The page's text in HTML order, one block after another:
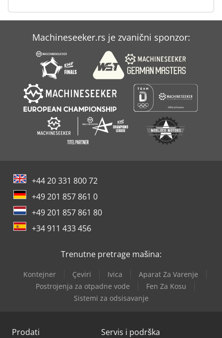
Machineseeker.rs je zvanični sponzor:
+44 20 331 800 72
+49 201 857 861 0
+49 201 857 861 80
+34 911 433 456
Trenutne pretrage mašina:
Kontejner Çeviri Ivica
Aparat Za Varenje
Postrojenja za otpadne vode
Fen Za Kosu
Sistemi za odsisavanje
Prodati Servis i podrška